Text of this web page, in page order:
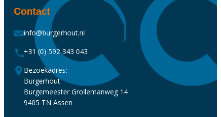
Contact
info@burgerhout.nl
+31 (0) 592 343 043
Bezoekadres:
Burgerhout
Burgemeester Grollemanweg 14
9405 TN Assen